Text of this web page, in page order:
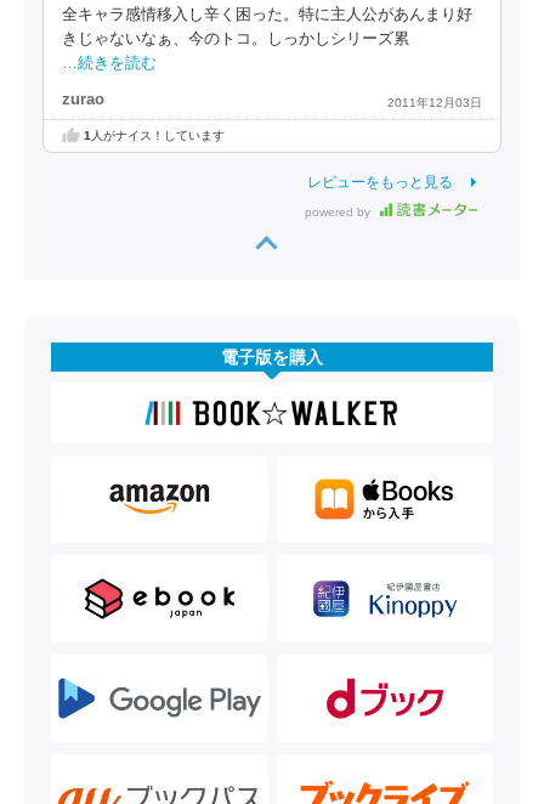
全キャラ感情移入し辛く困った。特に主人公があんまり好
きじゃないなぁ、今のトコ。しっかしシリーズ累
…続きを読む
zurao 2011年12月03日
1 人がナイス！しています
レビューをもっと見る
powered by
電子版を購入